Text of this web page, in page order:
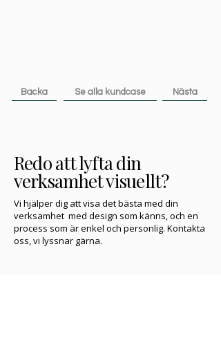
Backa Se alla kundcase Nästa
Redo att lyfta din
verksamhet visuellt?
Vi hjälper dig att visa det bästa med din
verksamhet med design som känns, och en
process som är enkel och personlig. Kontakta
oss, vi lyssnar gärna.